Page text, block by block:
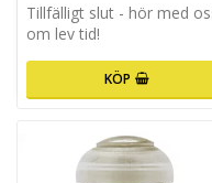
Tillfälligt slut - hör med
om lev tid!
KÖP